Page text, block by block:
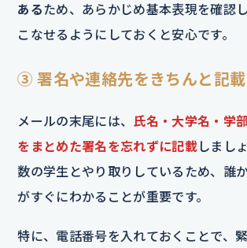
あるため、あらかじめ基本表現を確認
こなせるようにしておくと安心です。
③ 署名や連絡先をきちんと記
メールの末尾には、
氏名・大学名・学
をまとめた署名を忘れずに記載しまし
数の学生とやり取りしているため、誰
がすぐにわかることが重要です。
特に、電話番号を入れておくことで、